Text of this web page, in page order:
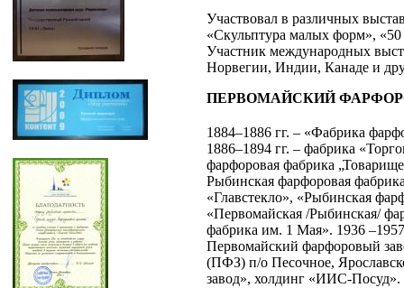
Участвовал в различных
«Скульптура малых форм», «50
Участник международных
Норвегии, Индии, Канаде и
ПЕРВОМАЙСКИЙ
1884–1886 гг. – «Фабрика
1886–1894 гг. – фабрика
фарфоровая фабрика
Рыбинская фарфоровая
«Главстекло», «Рыбинская
«Первомайская /Рыбинская/
фабрика им. 1 Мая». 1936
Первомайский фарфоровый
(ПФЗ) п/о Песочное,
завод», холдинг «ИИС-Посуд».